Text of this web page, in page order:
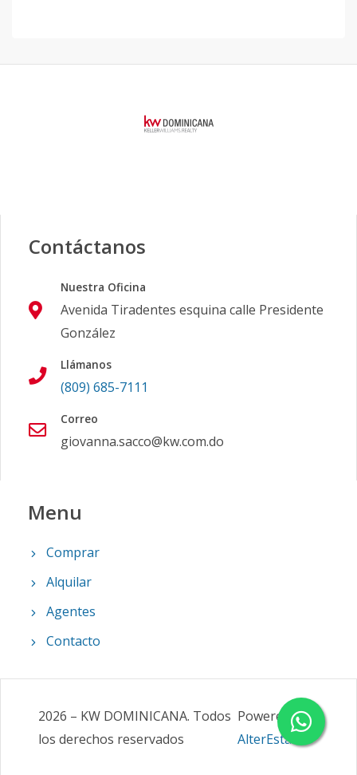
Contáctanos
Nuestra Oficina
Avenida Tiradentes esquina calle Presidente
González
Llámanos
(809) 685-7111
Correo
giovanna.sacco@kw.com.do
Menu
Comprar
Alquilar
Agentes
Contacto
2026 – KW DOMINICANA. Todos
los derechos reservados
Powered by
AlterEstate